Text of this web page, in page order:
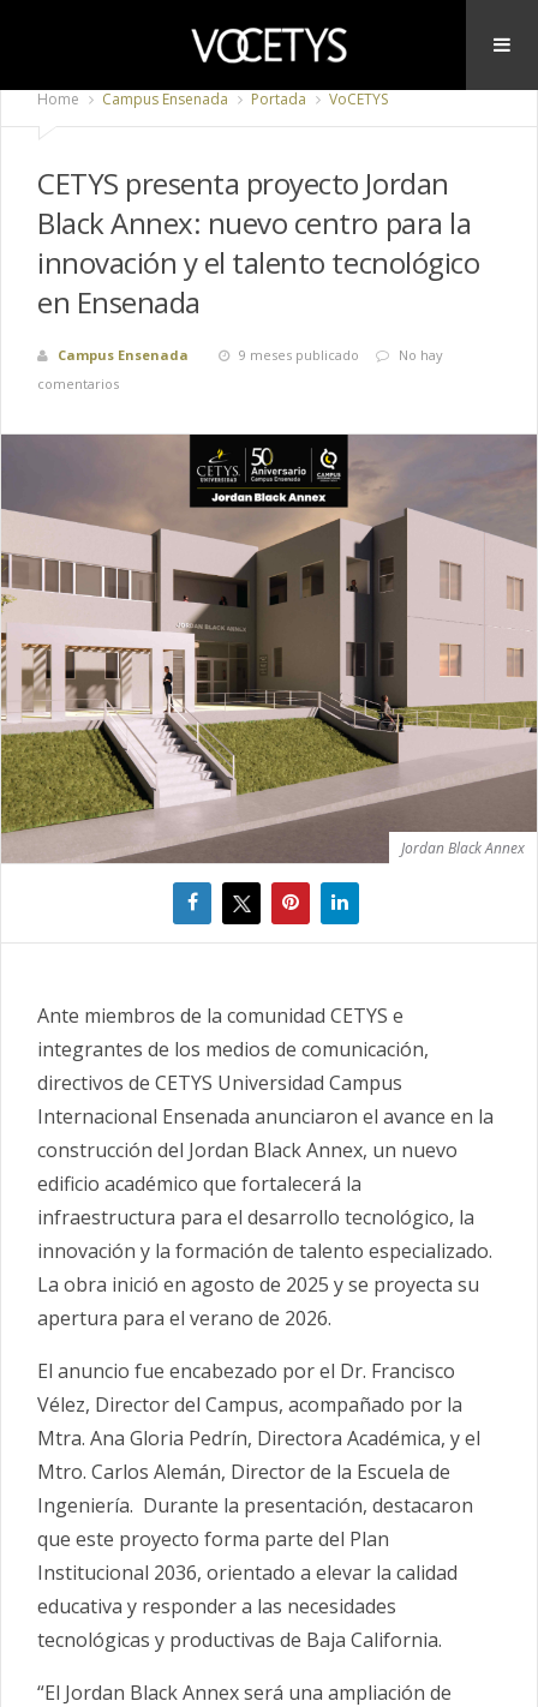
Home Campus Ensenada Portada VoCETYS
CETYS presenta proyecto Jordan
Black Annex: nuevo centro para la
innovación y el talento tecnológico
en Ensenada
Campus Ensenada 9 meses publicado
No hay
comentarios
Jordan Black Annex
Ante miembros de la comunidad CETYS e
integrantes de los medios de comunicación,
directivos de CETYS Universidad Campus
Internacional Ensenada anunciaron el avance en la
construcción del Jordan Black Annex, un nuevo
edificio académico que fortalecerá la
infraestructura para el desarrollo tecnológico, la
innovación y la formación de talento especializado.
La obra inició en agosto de 2025 y se proyecta su
apertura para el verano de 2026.
El anuncio fue encabezado por el Dr. Francisco
Vélez, Director del Campus, acompañado por la
Mtra. Ana Gloria Pedrín, Directora Académica, y el
Mtro. Carlos Alemán, Director de la Escuela de
Ingeniería. Durante la presentación, destacaron
que este proyecto forma parte del Plan
Institucional 2036, orientado a elevar la calidad
educativa y responder a las necesidades
tecnológicas y productivas de Baja California.
“El Jordan Black Annex será una ampliación de